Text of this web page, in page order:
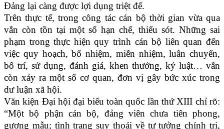
Đảng lại càng được lợi dụng triệt để.
Trên thực tế, trong công tác cán bộ thời gian vừa qua
vẫn còn tồn tại một số hạn chế, thiếu sót. Những sai
phạm trong thực hiện quy trình cán bộ liên quan đến
việc quy hoạch, bổ nhiệm, miễn nhiệm, luân chuyển,
bố trí, sử dụng, đánh giá, khen thưởng, kỷ luật… vẫn
còn xảy ra một số cơ quan, đơn vị gây bức xúc trong
dư luận xã hội.
Văn kiện Đại hội đại biểu toàn quốc lần thứ XIII chỉ rõ:
“Một bộ phận cán bộ, đảng viên chưa tiên phong,
gương mẫu; tình trạng suy thoái về tư tưởng chính trị,